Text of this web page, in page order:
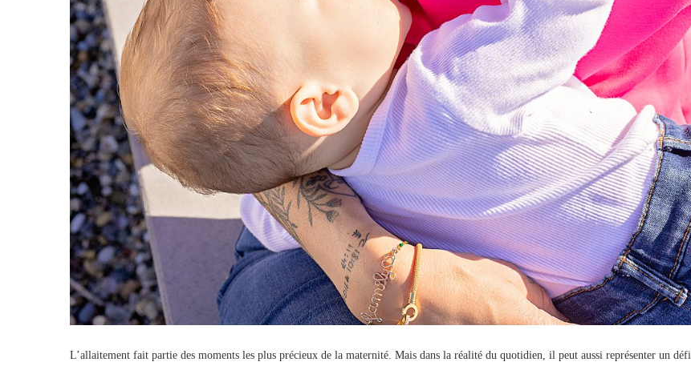
L’allaitement fait partie des moments les plus précieux de la maternité. Mais dans la réalité du quotidien, il peut aussi représenter un défi